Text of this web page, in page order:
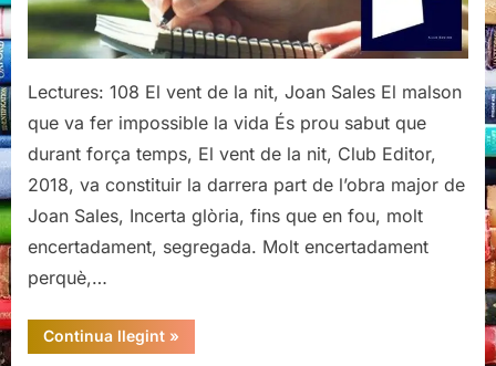
Joan
Sales
Lectures: 108 El vent de la nit, Joan Sales El malson
que va fer impossible la vida És prou sabut que
durant força temps, El vent de la nit, Club Editor,
2018, va constituir la darrera part de l’obra major de
Joan Sales, Incerta glòria, fins que en fou, molt
encertadament, segregada. Molt encertadament
perquè,…
Continua llegint“El
vent
»